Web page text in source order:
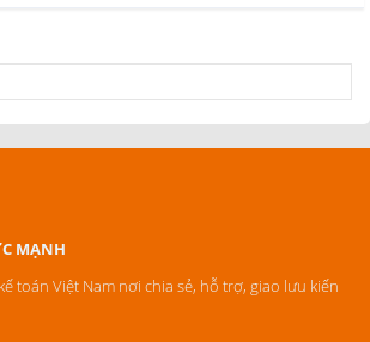
MẠNH
toán Việt Nam nơi chia sẻ, hỗ trợ, giao lưu kiến